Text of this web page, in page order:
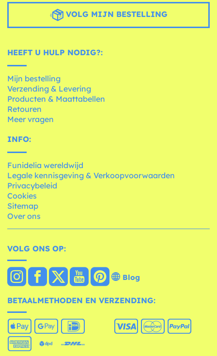
VOLG MIJN BESTELLING
HEEFT U HULP NODIG?:
Mijn bestelling
Verzending & Levering
Producten & Maattabellen
Retouren
Meer vragen
INFO:
Funidelia wereldwijd
Legale kennisgeving & Verkoopvoorwaarden
Privacybeleid
Cookies
Sitemap
Over ons
VOLG ONS OP:
Blog
BETAALMETHODEN EN VERZENDING: